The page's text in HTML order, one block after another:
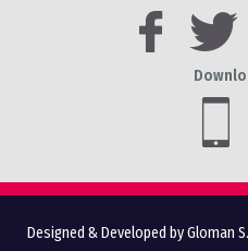
Designed & Developed by Gloman